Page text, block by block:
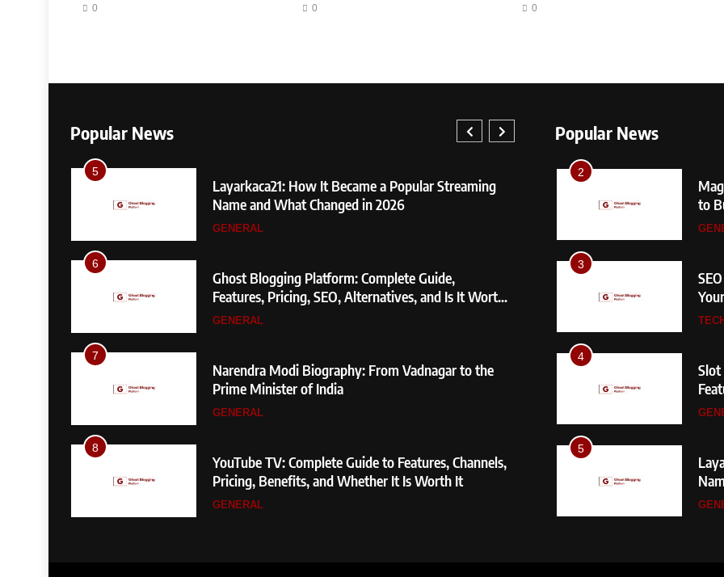
0 0 0
Popular News
5
Layarkaca21: How It Became a Popular Streaming
Name and What Changed in 2026
GENERAL
6
Ghost Blogging Platform: Complete Guide,
Features, Pricing, SEO, Alternatives, and Is It Worth
Choosing?
GENERAL
7
Narendra Modi Biography: From Vadnagar to the
Prime Minister of India
GENERAL
8
YouTube TV: Complete Guide to Features, Channels,
Pricing, Benefits, and Whether It Is Worth It
GENERAL
1
Body
GENERAL
2
to
GENERAL
3
SEO
Your
4
Slot
Before
GENERAL
Popular News
1
2
to
3
4
5